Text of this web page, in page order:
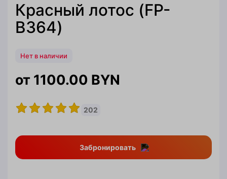
Красный лотос (FP-
B364)
Нет в наличии
1100.00 BYN
202
Забронировать